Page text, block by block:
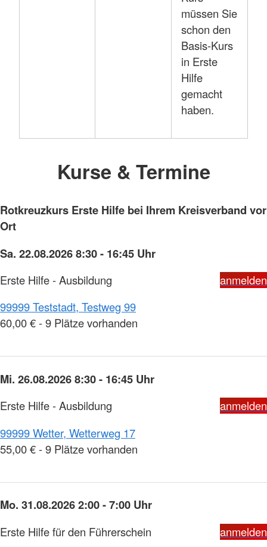
müssen Sie
schon den
Basis-Kurs
in Erste
Hilfe
gemacht
haben.
Kurse & Termine
Rotkreuzkurs Erste Hilfe bei Ihrem Kreisverband vor
Ort
Sa. 22.08.2026 8:30 - 16:45 Uhr
Erste Hilfe - Ausbildung
anmelden
99999 Teststadt, Testweg 99
60,00 € - 9 Plätze vorhanden
Mi. 26.08.2026 8:30 - 16:45 Uhr
Erste Hilfe - Ausbildung
anmelden
99999 Wetter, Wetterweg 17
55,00 € - 9 Plätze vorhanden
Mo. 31.08.2026 2:00 - 7:00 Uhr
Erste Hilfe für den Führerschein
anmelden